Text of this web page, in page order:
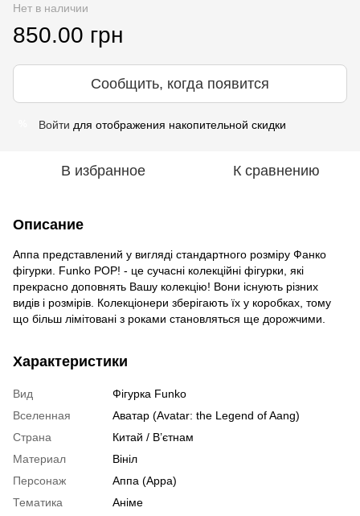
Нет в наличии
850.00 грн
Сообщить, когда появится
Войти для отображения накопительной скидки
В избранное К сравнению
Описание
Аппа представлений у вигляді стандартного розміру Фанко
фігурки. Funko POP! - це сучасні колекційні фігурки, які
прекрасно доповнять Вашу колекцію! Вони існують різних
видів і розмірів. Колекціонери зберігають їх у коробках, тому
що більш лімітовані з роками становляться ще дорожчими.
Характеристики
Вид
Фігурка Funko
Вселенная
Аватар (Avatar: the Legend of Aang)
Страна
Китай / В’єтнам
Материал
Вініл
Персонаж
Аппа (Appa)
Тематика
Аніме